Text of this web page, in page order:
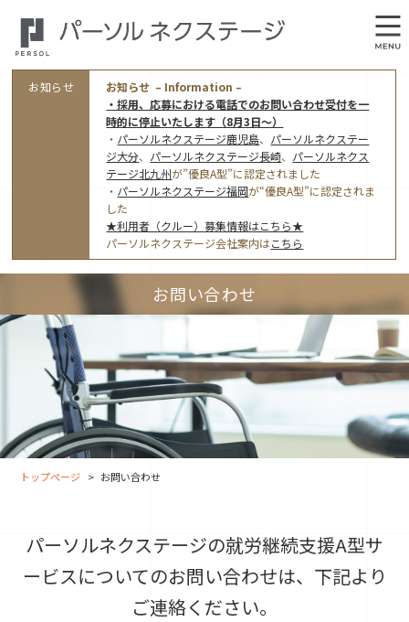
オフィス案内・アクセス
アクセストップ
(管理部門のみ)
福岡オフィス
鹿児島オフィス
大分オフィス
長崎オフィス
事業モデルと仕事内容
ワークスタイル
指定就労継続支援Ａ型事業所にかかる情報公表
採用情報トップ
利用者（クルー）募集
支援スタッフ（タレント） 募集
利用者（クルー）データ
お知らせ
お知らせ – Information –
・採用、応募における電話でのお問い合わせ受付を一
時的に停止いたします（8月3日～）
・ パーソルネクステージ鹿児島、 パーソルネクステー
ジ大分、 パーソルネクステージ長崎、 パーソルネクス
テージ北九州が”優良A型”に認定されました
・ パーソルネクステージ福岡が“優良A型”に認定されま
した
★利用者（クルー）募集情報はこちら★
パーソルネクステージ会社案内はこちら
お問い合わせ
トップページ お問い合わせ
パーソルネクステージの就労継続支援A型サ
ービスについてのお問い合わせは、下記より
ご連絡ください。